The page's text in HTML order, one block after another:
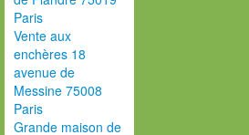
Paris
Vente aux
enchères 18
avenue de
Messine 75008
Paris
Grande maison de